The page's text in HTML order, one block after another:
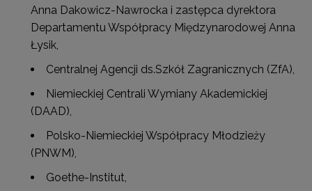
Anna Dakowicz-Nawrocka i zastępca dyrektora
Departamentu Współpracy Międzynarodowej Anna
Łysik,
Centralnej Agencji ds.Szkół Zagranicznych (ZfA),
Niemieckiej Centrali Wymiany Akademickiej
(DAAD),
Polsko-Niemieckiej Współpracy Młodzieży
(PNWM),
Goethe-Institut,